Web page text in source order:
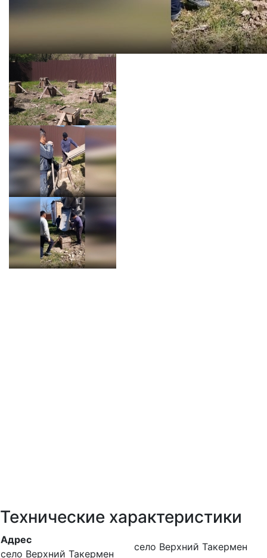
Технические характеристики
Адрес
село Верхний Такермен
село Верхний Такермен